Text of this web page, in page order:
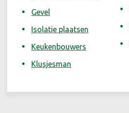
Gevel
Isolatie plaatsen
Keukenbouwers
Klusjesman